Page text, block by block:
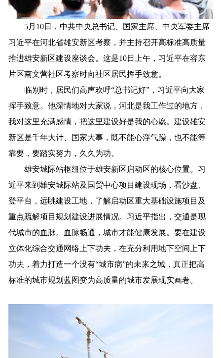
5月10日，中共中央总书记、国家主席、中央军委主席
习近平在河北省雄安新区考察，并主持召开高标准高质量
推进雄安新区建设座谈会。这是10日上午，习近平在容东
片区南文营社区考察时向社区居民挥手致意。
临别时，居民们高声欢呼“总书记好”，习近平向大家
挥手致意。他深情地对大家说，河北是我工作过的地方，
我对这里充满感情，把这里建设好是我的心愿。建设雄安
新区是千年大计、国家大事，既不能心浮气躁，也不能等
靠要，要踏实努力，久久为功。
雄安城际站枢纽位于雄安新区启动区的核心位置。习
近平来到雄安城际站及国贸中心项目建设现场，看沙盘、
登平台，远眺建设工地，了解启动区重大基础设施项目及
重点疏解项目规划建设进展情况。习近平指出，交通是现
代城市的血脉。血脉畅通，城市才能健康发展。要在建设
立体化综合交通网络上下功夫，在充分利用地下空间上下
功夫，着力打造一个没有“城市病”的未来之城，真正把高
标准的城市规划蓝图变为高质量的城市发展现实画卷。